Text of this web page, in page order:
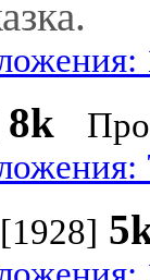
8k
[1928]